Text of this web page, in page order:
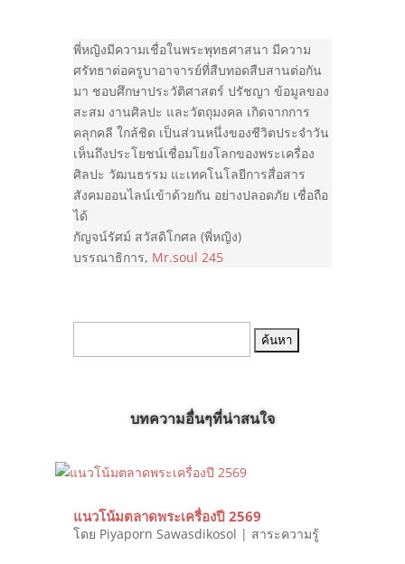
พี่หญิงมีความเชื่อในพระพุทธศาสนา มีความ
ศรัทธาต่อครูบาอาจารย์ที่สืบทอดสืบสานต่อกัน
มา ชอบศึกษาประวัติศาสตร์ ปรัชญา ข้อมูลของ
สะสม งานศิลปะ และวัตถุมงคล เกิดจากการ
คลุกคลี ใกล้ชิด เป็นส่วนหนึ่งของชีวิตประจำวัน
เห็นถึงประโยชน์เชื่อมโยงโลกของพระเครื่อง
ศิลปะ วัฒนธรรม แะเทคโนโลยีการสื่อสาร
สังคมออนไลน์เข้าด้วยกัน อย่างปลอดภัย เชื่อถือ
ได้
กัญจน์รัศม์ สวัสดิโกศล (พี่หญิง)
บรรณาธิการ, Mr.soul 245
บทความอื่นๆที่น่าสนใจ
แนวโน้มตลาดพระเครื่องปี 2569
โดย Piyaporn Sawasdikosol | สาระความรู้